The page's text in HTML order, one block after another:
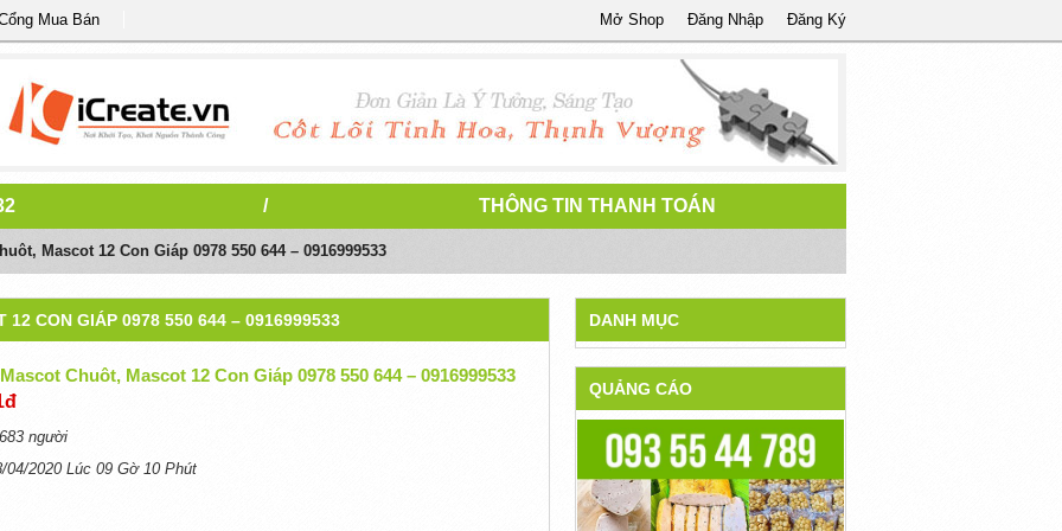
Mua Bán Đăng Ký
Đăng Nhập
Mở Shop
/ THÔNG TIN THANH TOÁN
Mascot 12 Con Giáp 0978 550 644 – 0916999533
12 CON GIÁP 0978 550 644 – 0916999533
Chuôt, Mascot 12 Con Giáp 0978 550 644 – 0916999533
người
04/2020 Lúc 09 Gờ 10 Phút
DANH MỤC
QUẢNG CÁO